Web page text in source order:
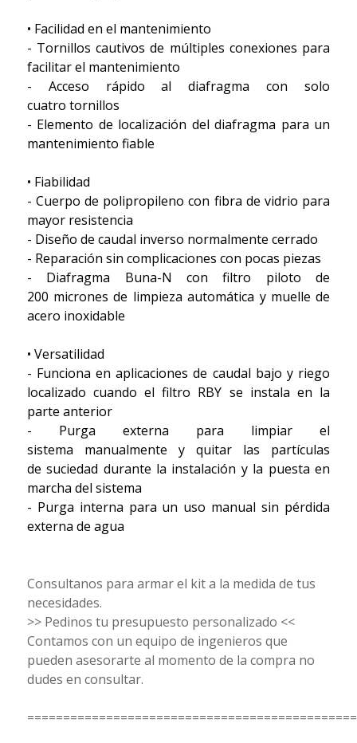
• Facilidad en el mantenimiento
- Tornillos cautivos de múltiples conexiones para
facilitar el mantenimiento
- Acceso rápido al diafragma con solo
cuatro tornillos
- Elemento de localización del diafragma para un
mantenimiento fiable
• Fiabilidad
- Cuerpo de polipropileno con fibra de vidrio para
mayor resistencia
- Diseño de caudal inverso normalmente cerrado
- Reparación sin complicaciones con pocas piezas
- Diafragma Buna-N con filtro piloto de
200 micrones de limpieza automática y muelle de
acero inoxidable
• Versatilidad
- Funciona en aplicaciones de caudal bajo y riego
localizado cuando el filtro RBY se instala en la
parte anterior
- Purga externa para limpiar el
sistema manualmente y quitar las partículas
de suciedad durante la instalación y la puesta en
marcha del sistema
- Purga interna para un uso manual sin pérdida
externa de agua
Consultanos para armar el kit a la medida de tus
necesidades.
>> Pedinos tu presupuesto personalizado <<
Contamos con un equipo de ingenieros que
pueden asesorarte al momento de la compra no
dudes en consultar.